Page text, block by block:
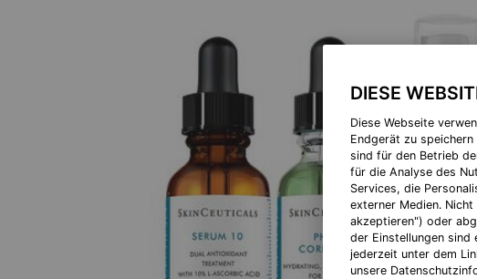
DIESE
Diese Webseite
Endgerät zu
sind für den Betrieb
für die Analyse des
Services, die
externer Medien.
akzeptieren") oder
der Einstellungen sind
jederzeit unter dem
unsere